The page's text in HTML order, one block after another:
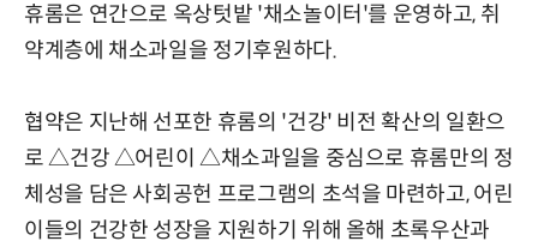
휴롬은 연간으로 옥상텃밭 '채소놀이터'를 운영하고, 취
약계층에 채소과일을 정기후원하다.
협약은 지난해 선포한 휴롬의 '건강' 비전 확산의 일환으
로 △건강 △어린이 △채소과일을 중심으로 휴롬만의 정
체성을 담은 사회공헌 프로그램의 초석을 마련하고, 어린
이들의 건강한 성장을 지원하기 위해 올해 초록우산과